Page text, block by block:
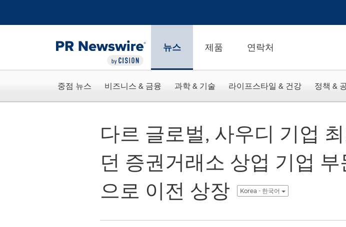
뉴스 제품 연락처
중점 뉴스 비즈니스 & 금융 과학 & 기술 라이프스타일 & 건강 정책 &
다르 글로벌, 사우디 기업
던 증권거래소 상업 기업 부
으로 이전 상장
Korea - 한국어